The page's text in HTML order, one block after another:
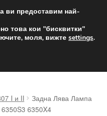
12 лв.
свят
I и II
Задна Лява Лампа
6350X4
ви предоставим най-
това кои "бисквитки"
моля, вижте settings.